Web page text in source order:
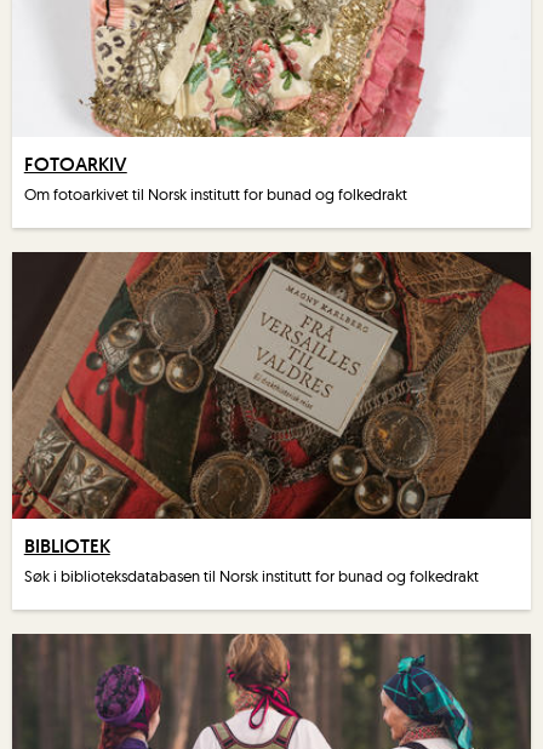
FOTOARKIV
Om fotoarkivet til Norsk institutt for bunad og folkedrakt
BIBLIOTEK
Søk i biblioteksdatabasen til Norsk institutt for bunad og folkedrakt